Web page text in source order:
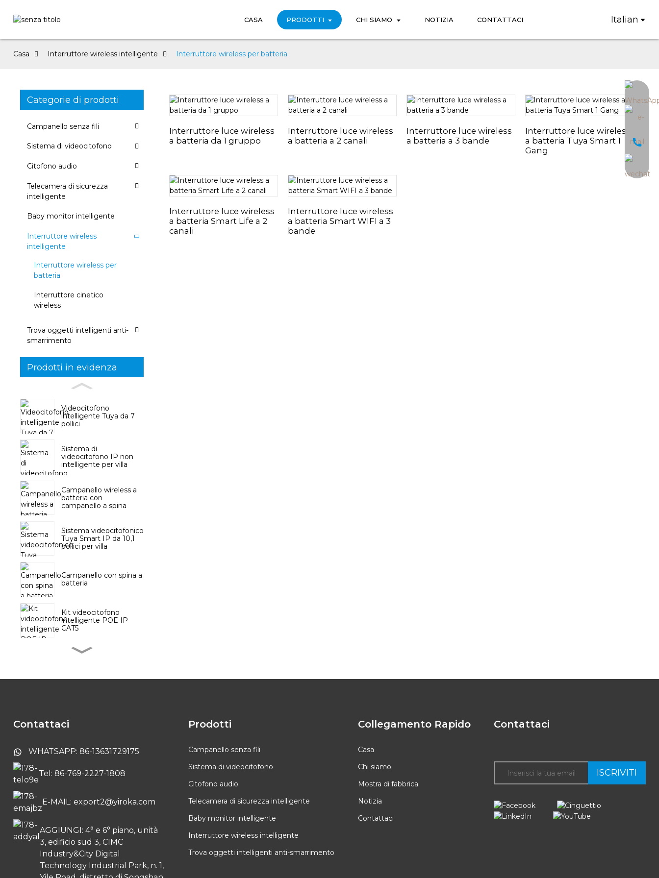
CASA PRODOTTI CHI SIAMO NOTIZIA CONTATTACI Italian
Casa Interruttore wireless intelligente Interruttore wireless per batteria
Categorie di prodotti
Campanello senza fili
Sistema di videocitofono
Citofono audio
Telecamera di sicurezza
intelligente
Baby monitor intelligente
Interruttore wireless
intelligente
Interruttore wireless per
batteria
Interruttore cinetico
wireless
Trova oggetti intelligenti anti-
smarrimento
Prodotti in evidenza
Videocitofono
intelligente Tuya da 7
pollici
Sistema di
videocitofono IP non
intelligente per villa
Campanello wireless a
batteria con
campanello a spina
Sistema videocitofonico
Tuya Smart IP da 10,1
pollici per villa
Campanello con spina a
batteria
Kit videocitofono
intelligente POE IP
CAT5
Tuya Smart PTZ
Interruttore luce wireless
a batteria da 1 gruppo
Interruttore luce wireless
a batteria a 2 canali
Interruttore luce wireless
a batteria a 3 bande
Interruttore luce wireless
a batteria Tuya Smart 1
Gang
Interruttore luce wireless
a batteria Smart Life a 2
canali
Interruttore luce wireless
a batteria Smart WIFI a 3
bande
Contattaci
WHATSAPP: 86-13631729175
Tel: 86-769-2227-1808
E-MAIL: export2@yiroka.com
AGGIUNGI: 4° e 6° piano, unità
3, edificio sud 3, CIMC
Industry&City Digital
Technology Industrial Park, n. 1,
Prodotti
Campanello senza fili
Sistema di videocitofono
Citofono audio
Telecamera di sicurezza intelligente
Baby monitor intelligente
Interruttore wireless intelligente
Trova oggetti intelligenti anti-smarrimento
Collegamento Rapido
Casa
Chi siamo
Mostra di fabbrica
Notizia
Contattaci
Contattaci
ISCRIVITI